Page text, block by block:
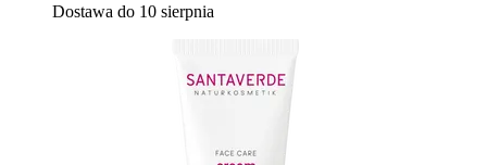
Dostawa do 10 sierpnia